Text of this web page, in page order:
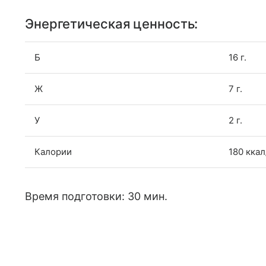
Энергетическая ценность:
Б 16 г.
Ж 7 г.
У 2 г.
Калории 180
Время подготовки: 30 мин.